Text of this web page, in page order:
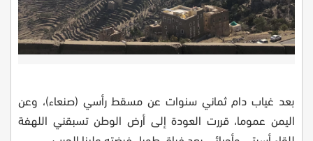
بعد غياب دام ثماني سنوات عن مسقط رأسي (صنعاء)، وعن
اليمن عموما، قررت العودة إلى أرض الوطن تسبقني اللهفة